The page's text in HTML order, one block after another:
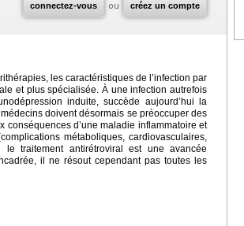
connectez-vous ou créez un compte
les caractéristiques de l’infection par
et plus spécialisée. À une infection autrefois
induite, succède aujourd’hui la
doivent désormais se préoccuper des
conséquences d’une maladie inflammatoire et
métaboliques, cardiovasculaires,
le traitement antirétroviral est une avancée
il ne résout cependant pas toutes les